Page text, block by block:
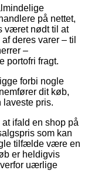
på nettet,
været nødt til at
deres varer – til
–
portofri fragt.
forbi nogle
dit køb,
laveste pris.
ifald en shop på
som kan
tilfælde være en
er heldigvis
uærlige